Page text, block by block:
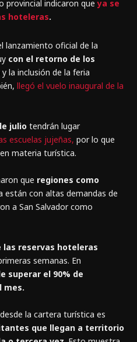
provincial indicaron queya se
hoteleras.
lanzamiento oficial de la
con el retorno de los
y la inclusión de la feria
llegó el vuelo inaugural de la
julio tendrán lugar
escuelas jujeñas, por lo que
materia turística.
que regiones como
están con altas demandas de
a San Salvador como
reservas hoteleras
semanas. En
superar el 90% de
mes.
la cartera turística es
que llegan a territorio